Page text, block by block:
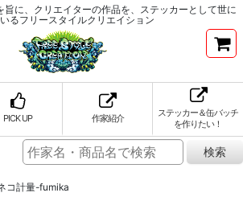
旨に、クリエイターの作品を、ステッカーとして世に
るフリースタイルクリエイション
PICK UP 作家紹介
ステッカー＆缶バッチ
を作りたい！
コ計量-fumika